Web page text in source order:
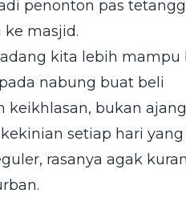
penonton pas
masjid.
kita lebih mampu
nabung buat beli
keikhlasan, bukan ajang
setiap hari yang
rasanya agak